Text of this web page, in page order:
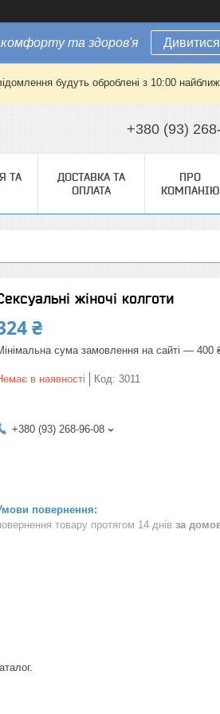
та здоров'я
будуть оброблені з 10:00
+380 (93)
ТА
ДОСТАВКА ТА
ОПЛАТА
ПРО
КОМПАНІЮ
жіночі колготи
₴
сума замовлення на сайті — 400
в наявності Код: 3011
+380 (93) 268-96-08
товару протягом 14 днів за